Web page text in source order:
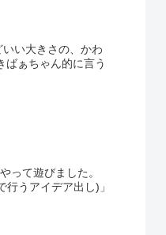
って遊びました。